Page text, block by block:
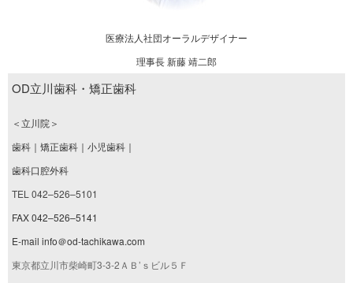
医療法人社団オーラルデザイナー
理事長 新藤 靖二郎
OD立川歯科・矯正歯科
＜立川院＞
歯科｜矯正歯科｜小児歯科｜
歯科口腔外科
TEL 042–526–5101
FAX 042–526–5141
E-mail info＠od-tachikawa.com
東京都立川市柴崎町3-3-2ＡＢ’ｓビル５Ｆ